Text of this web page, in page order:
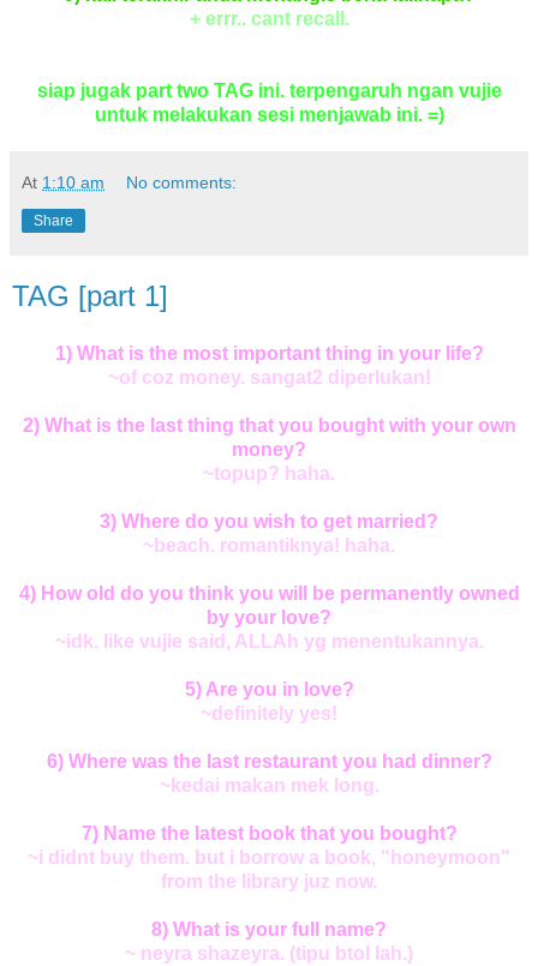
+ errr.. cant recall.
siap jugak part two TAG ini. terpengaruh ngan vujie
untuk melakukan sesi menjawab ini. =)
At 1:10 am No comments:
Share
TAG [part 1]
1) What is the most important thing in your life?
~of coz money. sangat2 diperlukan!
2) What is the last thing that you bought with your own
money?
~topup? haha.
3) Where do you wish to get married?
~beach. romantiknya! haha.
4) How old do you think you will be permanently owned
by your love?
~idk. like vujie said, ALLAh yg menentukannya.
5) Are you in love?
~definitely yes!
6) Where was the last restaurant you had dinner?
~kedai makan mek long.
7) Name the latest book that you bought?
~i didnt buy them. but i borrow a book, "honeymoon"
from the library juz now.
8) What is your full name?
~ neyra shazeyra. (tipu btol lah.)